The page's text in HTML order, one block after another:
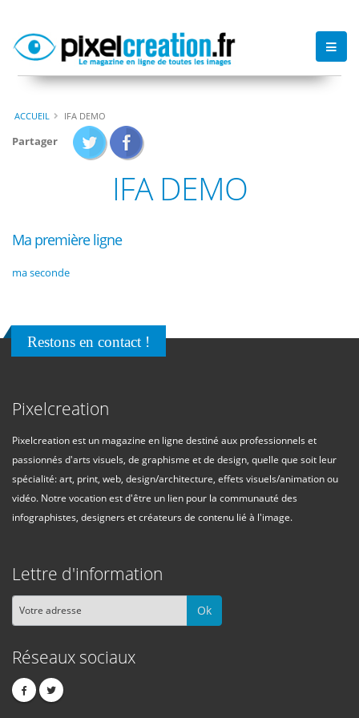
ACCUEIL IFA DEMO
Partager
IFA DEMO
Ma première ligne
ma seconde
Restons en contact !
Pixelcreation
Pixelcreation est un magazine en ligne destiné aux professionnels et
passionnés d'arts visuels, de graphisme et de design, quelle que soit leur
spécialité: art, print, web, design/architecture, effets visuels/animation ou
vidéo. Notre vocation est d'être un lien pour la communauté des
infographistes, designers et créateurs de contenu lié à l'image.
Lettre d'information
Ok
Réseaux sociaux